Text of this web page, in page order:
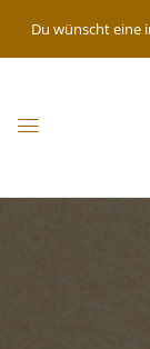
Du wünscht eine